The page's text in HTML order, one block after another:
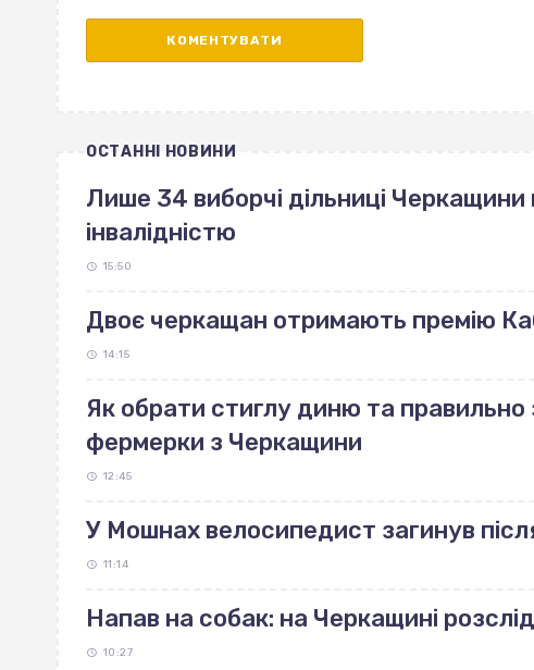
ОСТАННІ НОВИНИ
Лише 34 виборчі дільниці
інвалідністю
15:50
Двоє черкащан отримають премію
14:15
Як обрати стиглу диню та правильно
фермерки з Черкащини
12:45
У Мошнах велосипедист загинув
11:14
Напав на собак: на Черкащині
10:27